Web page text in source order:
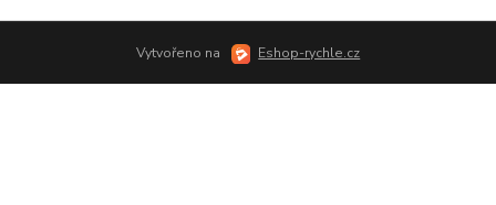
Vytvořeno na Eshop-rychle.cz